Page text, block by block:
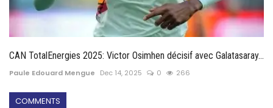
CAN TotalEnergies 2025: Victor Osimhen décisif avec Galatasaray...
Paule Edouard Mengue Dec 14, 2025 0 266
COMMENTS